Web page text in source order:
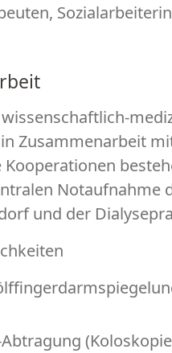
Zusammenarbeit
Notaufnahme
und der